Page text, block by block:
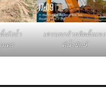
งถังน้ำ
มตร
เครนยกย้ายติดตั้งแทง
ค์น้ำยักษ์